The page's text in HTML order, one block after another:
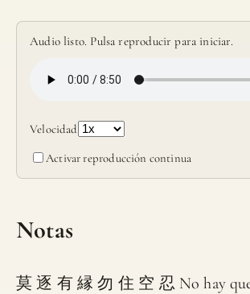
Audio listo. Pulsa reproducir para iniciar.
Velocidad
Activar reproducción continua
Notas
莫 逐 有 縁 勿 住 空 忍 No hay